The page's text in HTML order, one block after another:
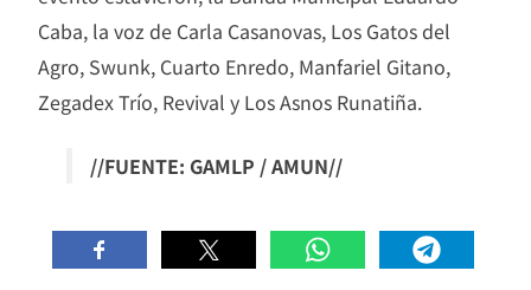
Caba, la voz de Carla Casanovas, Los Gatos del
Agro, Swunk, Cuarto Enredo, Manfariel Gitano,
Zegadex Trío, Revival y Los Asnos Runatiña.
//FUENTE: GAMLP / AMUN//